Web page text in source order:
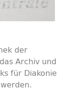
der
Archiv und
für Diakonie